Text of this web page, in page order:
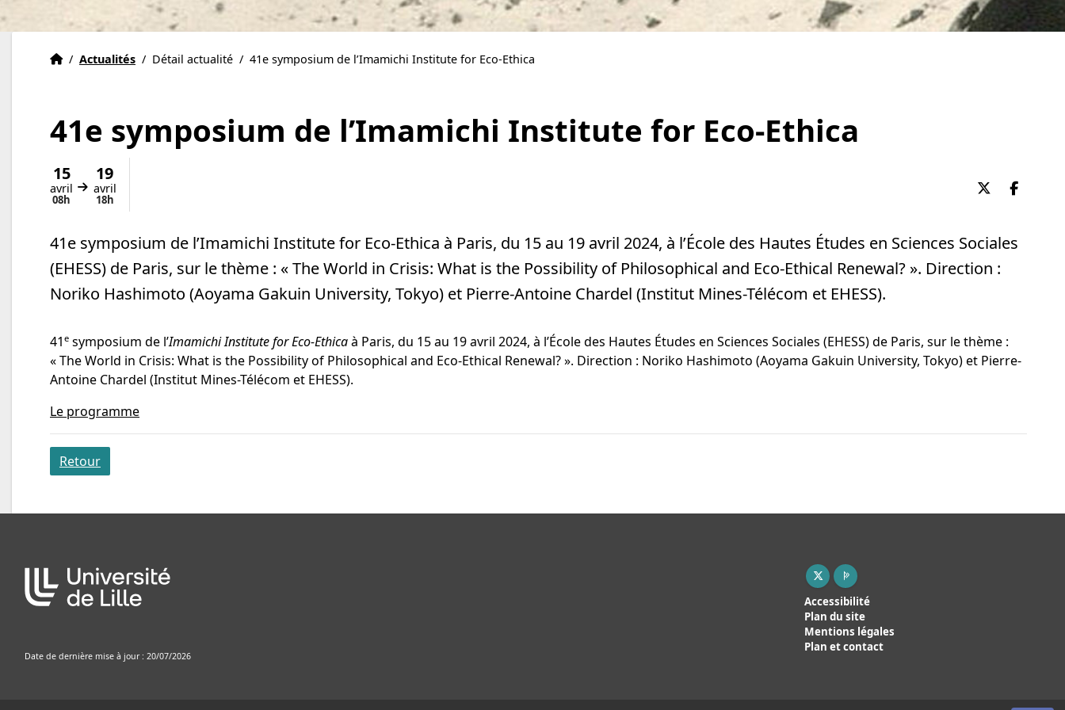
Institut Eric Weil
Accueil
/ Actualités / Détail actualité / 41e symposium de l’Imamichi Institute for Eco-Ethica
41e symposium de l’Imamichi Institute for Eco-Ethica
Du
15
avril
08h au
19
avril
18h
Partager
41e symposium de l’Imamichi Institute for Eco-Ethica à Paris, du 15 au 19 avril 2024, à l’École des Hautes Études en Sciences Sociales
(EHESS) de Paris, sur le thème : « The World in Crisis: What is the Possibility of Philosophical and Eco-Ethical Renewal? ». Direction :
Noriko Hashimoto (Aoyama Gakuin University, Tokyo) et Pierre-Antoine Chardel (Institut Mines-Télécom et EHESS).
41 e symposium de l’Imamichi Institute for Eco-Ethicaà Paris, du 15 au 19 avril 2024, à l’École des Hautes Études en Sciences Sociales (EHESS) de Paris, sur le thème :
« The World in Crisis: What is the Possibility of Philosophical and Eco-Ethical Renewal? ». Direction : Noriko Hashimoto (Aoyama Gakuin University, Tokyo) et Pierre-
Antoine Chardel (Institut Mines-Télécom et EHESS).
Le programme
Retour
Date de dernière mise à jour : 20/07/2026
X ( nouvelle fenêtre)
Page pro ( nouvelle fenêtre)
Accessibilité
Plan du site
Mentions légales
Plan et contact